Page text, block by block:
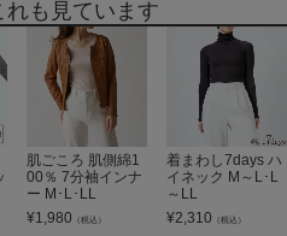
も見ています
肌ごころ 肌側綿1
00％ 7分袖インナ
ー M･L･LL
¥1,980 （税込）
着まわし7days ハ
イネック M～L･L
～LL
¥2,310 （税込）